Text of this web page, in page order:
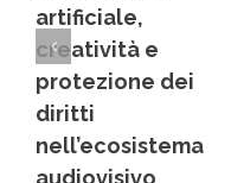
nella costruzione
di un ecosistema
cyber nazionale
Luglio 7th, 2026
Commenti